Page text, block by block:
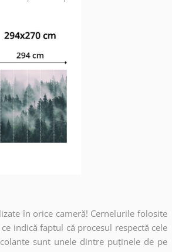
în orice cameră! Cernelurile folosite
indică faptul că procesul respectă cele
sunt unele dintre puținele de pe